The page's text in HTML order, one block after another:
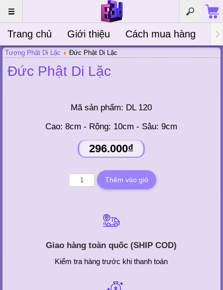
Trang chủ Giới thiệu Cách mua hàng
Tượng Phật Di Lặc Đức Phật Di Lặc
Đức Phật Di Lặc
Mã sản phẩm: DL 120
Cao: 8cm - Rộng: 10cm - Sâu: 9cm
296.000₫
Giao hàng toàn quốc (SHIP COD)
Kiểm tra hàng trước khi thanh toán